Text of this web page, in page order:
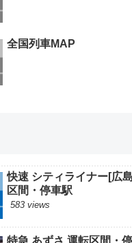
全国列車MAP
快速 シティライナー[広
区間・停車駅
583 views